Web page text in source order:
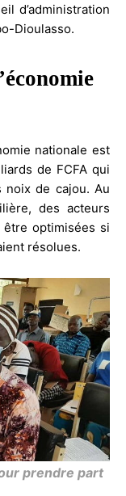
d’administration
Dioulasso.
nationale est
de FCFA qui
noix de cajou. Au
des acteurs
optimisées si
résolues.
prendre part